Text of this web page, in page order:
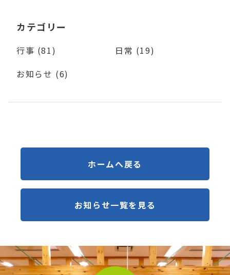
カテゴリー
行事 (81)
日常 (19)
お知らせ (6)
ホームへ戻る
お知らせ一覧を見る